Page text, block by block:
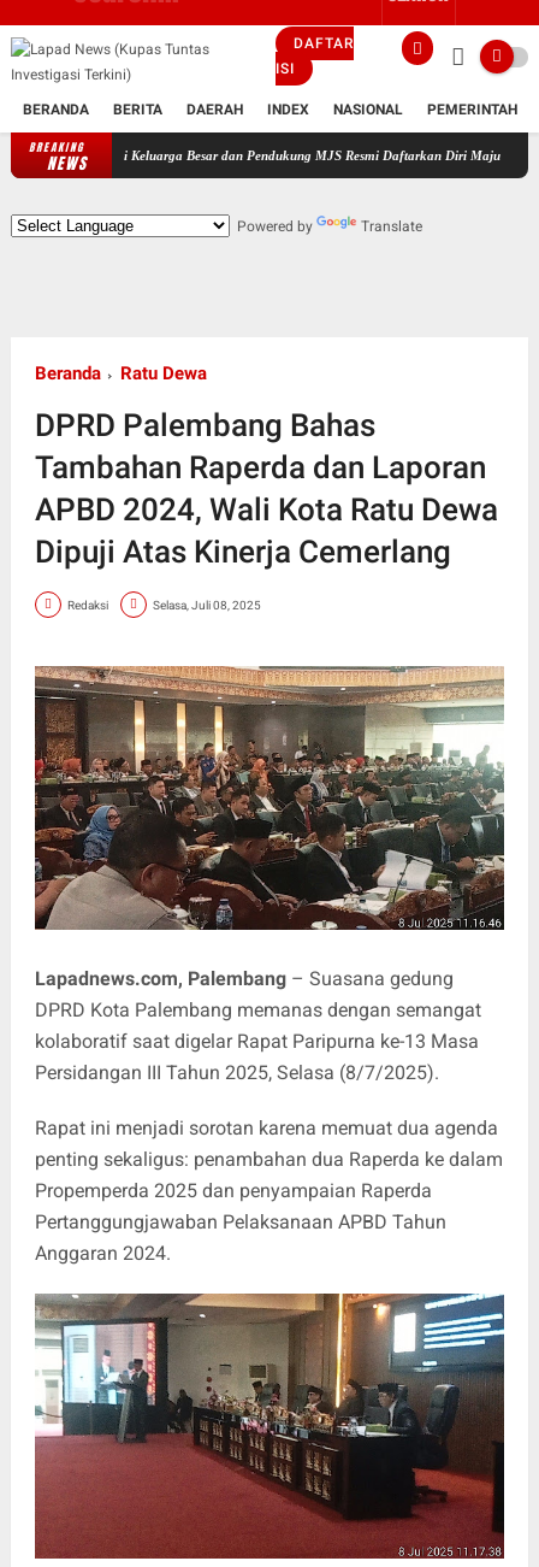
DAFTAR
ISI
BERANDA BERITA DAERAH INDEX NASIONAL PEMERINTAH
BREAKING
NEWS
Keluarga Besar dan Pendukung MJS Resmi Daftarkan Diri Maju Sebagai Calon
Powered by Translate
Beranda Ratu Dewa
DPRD Palembang Bahas
Tambahan Raperda dan Laporan
APBD 2024, Wali Kota Ratu Dewa
Dipuji Atas Kinerja Cemerlang
Redaksi Selasa, Juli 08, 2025
Lapadnews.com, Palembang– Suasana gedung
DPRD Kota Palembang memanas dengan semangat
kolaboratif saat digelar Rapat Paripurna ke-13 Masa
Persidangan III Tahun 2025, Selasa (8/7/2025).
Rapat ini menjadi sorotan karena memuat dua agenda
penting sekaligus: penambahan dua Raperda ke dalam
Propemperda 2025 dan penyampaian Raperda
Pertanggungjawaban Pelaksanaan APBD Tahun
Anggaran 2024.